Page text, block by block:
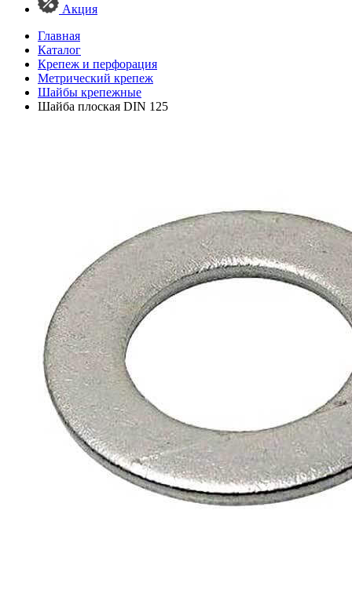
Акция
Главная
Каталог
Крепеж и перфорация
Метрический крепеж
Шайбы крепежные
Шайба плоская DIN 125